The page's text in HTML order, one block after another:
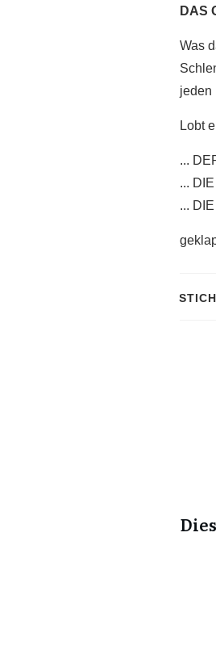
DAS
Was
jeden
Lobt
...
...
...